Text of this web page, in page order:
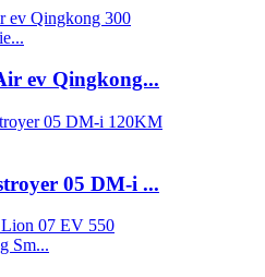
ev Qingkong...
05 DM-i ...